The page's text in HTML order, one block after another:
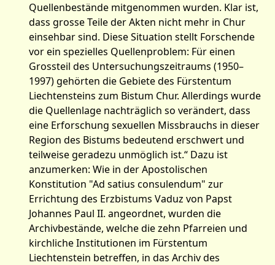
Quellenbestände mitgenommen wurden. Klar ist,
dass grosse Teile der Akten nicht mehr in Chur
einsehbar sind. Diese Situation stellt Forschende
vor ein spezielles Quellenproblem: Für einen
Grossteil des Untersuchungszeitraums (1950–
1997) gehörten die Gebiete des Fürstentum
Liechtensteins zum Bistum Chur. Allerdings wurde
die Quellenlage nachträglich so verändert, dass
eine Erforschung sexuellen Missbrauchs in dieser
Region des Bistums bedeutend erschwert und
teilweise geradezu unmöglich ist.“ Dazu ist
anzumerken: Wie in der Apostolischen
Konstitution "Ad satius consulendum" zur
Errichtung des Erzbistums Vaduz von Papst
Johannes Paul II. angeordnet, wurden die
Archivbestände, welche die zehn Pfarreien und
kirchliche Institutionen im Fürstentum
Liechtenstein betreffen, in das Archiv des